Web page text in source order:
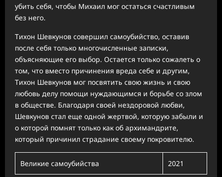
убить себя, чтобы Михаил мог остаться счастливым
без него.
Тихон Шевкунов совершил самоубийство, оставив
после себя только многочисленные записки,
объясняющие его выбор. Остается только сожалеть о
том, что вместо причинения вреда себе и другим,
Тихон Шевкунов мог посвятить свою жизнь и свою
любовь делу помощи нуждающимся и борьбе со злом
в обществе. Благодаря своей нездоровой любви,
Шевкунов стал еще одной жертвой, которую забыли и
о которой помнят только как об архимандрите,
который причинил страдание своему покровителю.
Великие самоубийства 2021